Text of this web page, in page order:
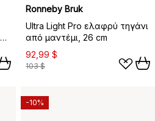
Ronneby Bruk
Ultra Light Pro ελαφρύ τηγάνι
από μαντέμι, 26 cm
92,99 $
103 $
-10%